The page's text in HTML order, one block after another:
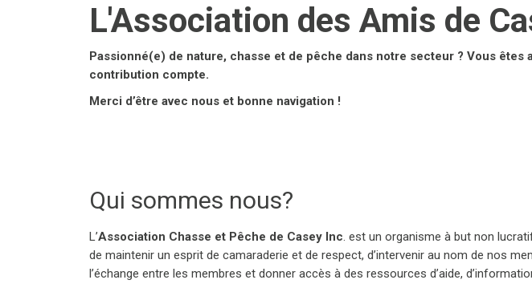
L'Association des Amis de
Passionné(e) de nature, chasse et de pêche dans notre secteur ? Vous
contribution compte.
Merci d’être avec nous et bonne navigation !
Qui sommes nous?
L’Association Chasse et Pêche de Casey Inc. est un organisme à but non
de maintenir un esprit de camaraderie et de respect, d’intervenir au nom de nos
l’échange entre les membres et donner accès à des ressources d’aide,